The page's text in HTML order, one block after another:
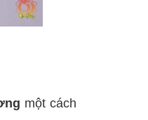
một cách